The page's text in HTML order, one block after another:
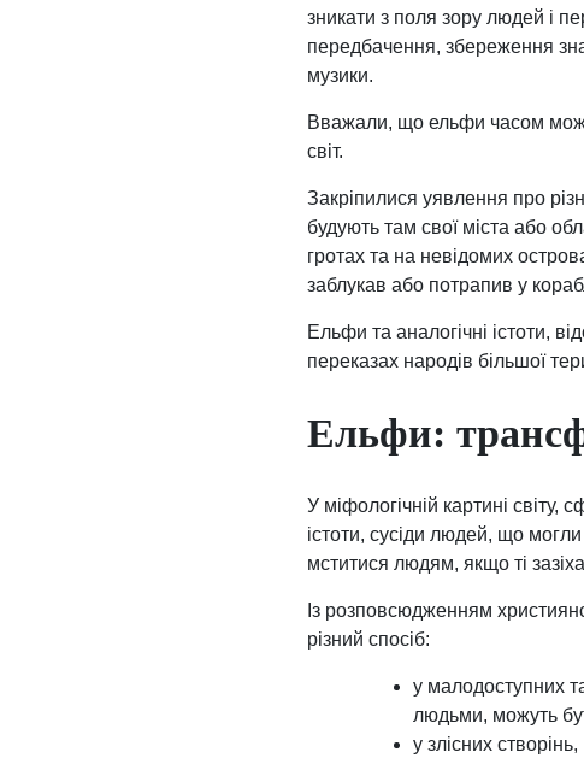
зникати з поля зору людей і
передбачення, збереження
музики.
Вважали, що ельфи часом
світ.
Закріпилися уявлення про
будують там свої міста або
гротах та на невідомих
заблукав або потрапив у
Ельфи та аналогічні істоти,
переказах народів більшої
Ельфи:
У міфологічній картині світу,
істоти, сусіди людей, що
мститися людям, якщо ті
Із розповсюдженням
різний спосіб:
у малодоступних
людьми, можуть
у злісних